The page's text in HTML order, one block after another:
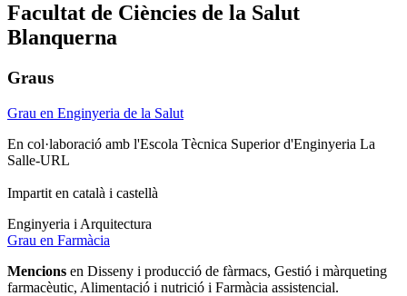
Facultat de Ciències de la Salut
Blanquerna
Graus
Grau en Enginyeria de la Salut
En col·laboració amb l'Escola Tècnica Superior d'Enginyeria La
Salle-URL
Impartit en català i castellà
Enginyeria i Arquitectura
Grau en Farmàcia
Mencions en Disseny i producció de fàrmacs, Gestió i màrqueting
farmacèutic, Alimentació i nutrició i Farmàcia assistencial.